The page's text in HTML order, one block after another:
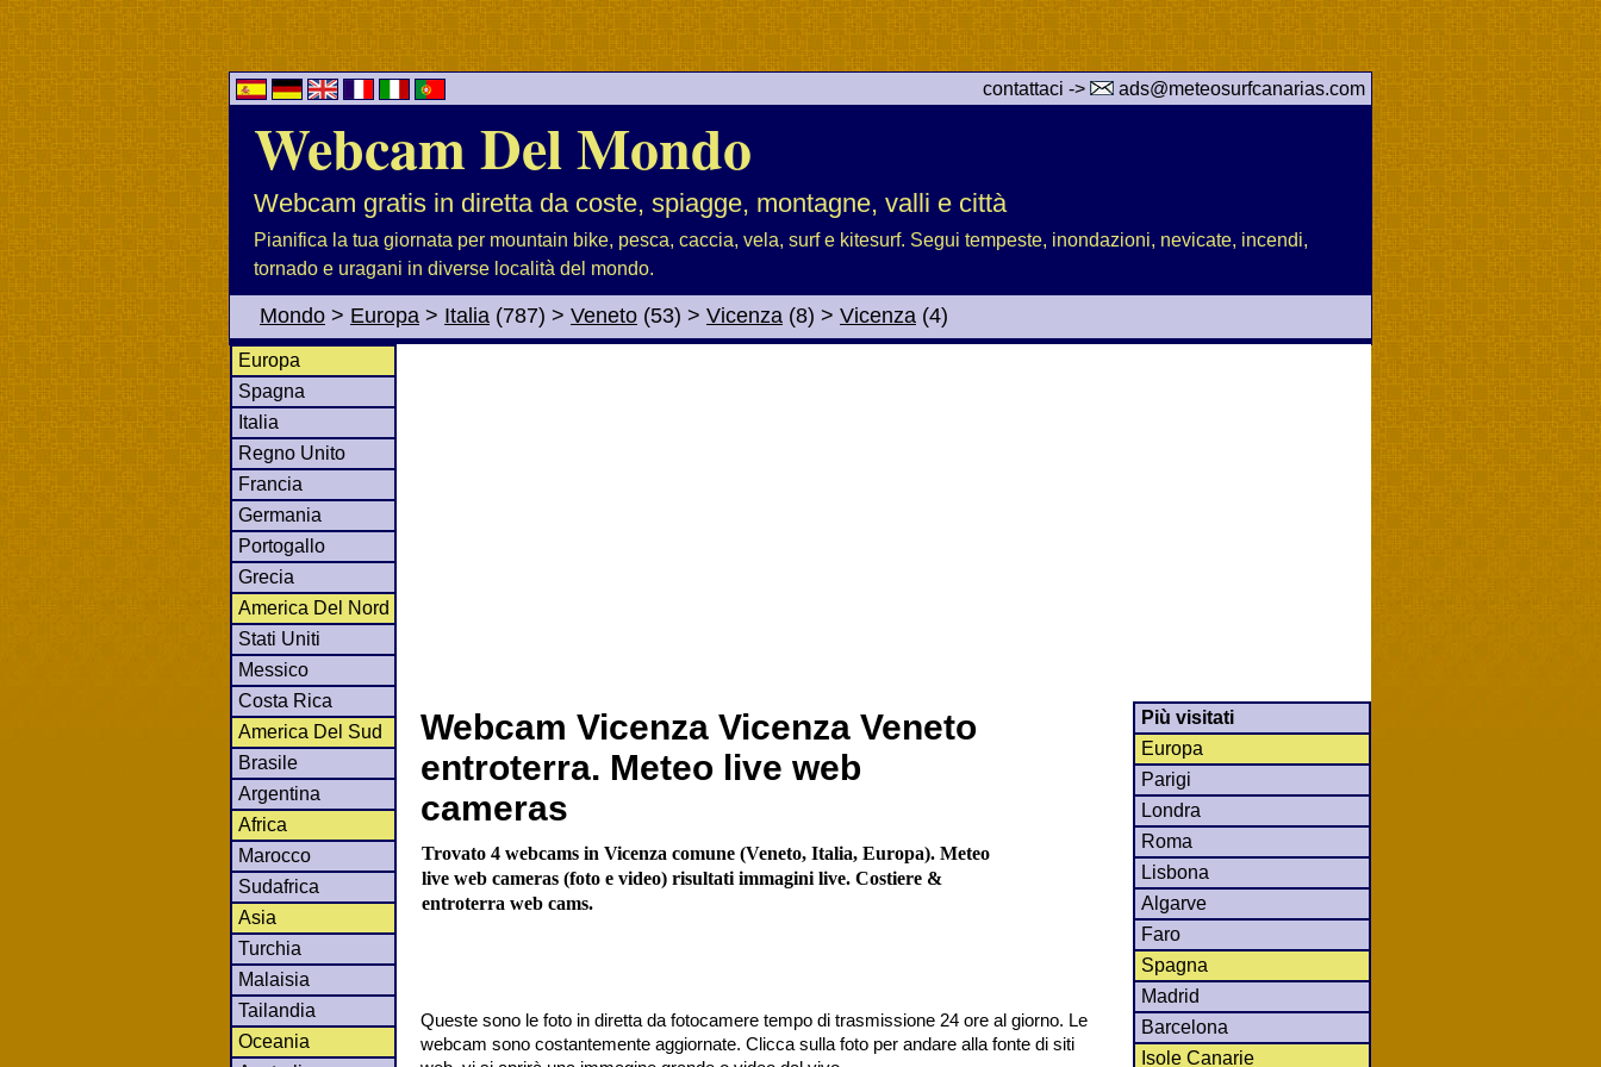
contattaci -> ads@meteosurfcanarias.com
Webcam Del Mondo
Webcam gratis in diretta da coste, spiagge, montagne, valli e città
Pianifica la tua giornata per mountain bike, pesca, caccia, vela, surf e kitesurf. Segui tempeste, inondazioni, nevicate, incendi,
tornado e uragani in diverse località del mondo.
Mondo > Europa > Italia (787) > Veneto (53) > Vicenza (8) > Vicenza (4)
Europa
Spagna
Italia
Regno Unito
Francia
Germania
Portogallo
Grecia
America Del Nord
Stati Uniti
Messico
Costa Rica
America Del Sud
Brasile
Argentina
Africa
Marocco
Sudafrica
Asia
Turchia
Malaisia
Tailandia
Oceania
Webcam Vicenza Vicenza Veneto
entroterra. Meteo live web
cameras
Trovato 4 webcams in Vicenza comune (Veneto, Italia, Europa). Meteo
live web cameras (foto e video) risultati immagini live. Costiere &
entroterra web cams.
Queste sono le foto in diretta da fotocamere tempo di trasmissione 24 ore al giorno. Le
webcam sono costantemente aggiornate. Clicca sulla foto per andare alla fonte di siti
Più visitati
Europa
Parigi
Londra
Roma
Lisbona
Algarve
Faro
Spagna
Madrid
Barcelona
Isole Canarie